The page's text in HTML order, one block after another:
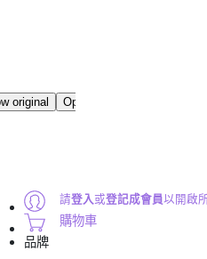
請登入或登記成會員以開啟
購物車
品牌